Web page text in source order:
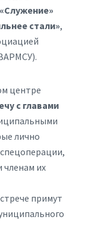
стали»,
центре
с главами
лично
их
примут